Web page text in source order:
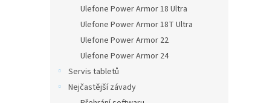
Ulefone Power Armor 18 Ultra
Ulefone Power Armor 18T Ultra
Ulefone Power Armor 22
Ulefone Power Armor 24
Servis tabletů
Nejčastější závady